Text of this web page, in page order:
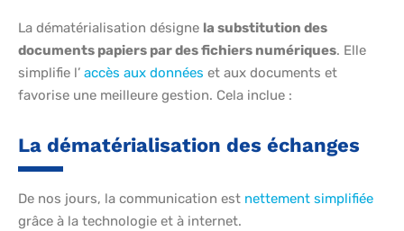
La dématérialisation désigne la substitution des
documents papiers par des fichiers numériques. Elle
simplifie l’ accès aux données et aux documents et
favorise une meilleure gestion. Cela inclue :
La dématérialisation des échanges
De nos jours, la communication est nettement simplifiée
grâce à la technologie et à internet.